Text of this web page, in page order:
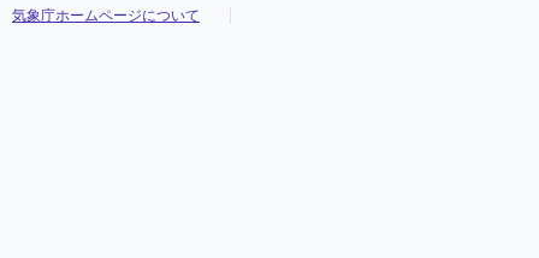
気象庁ホームページについて